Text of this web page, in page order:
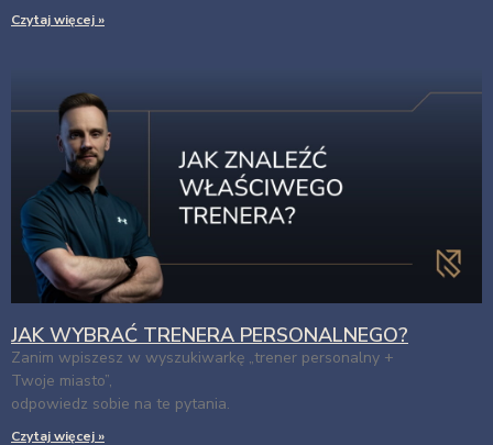
Czytaj więcej »
JAK WYBRAĆ TRENERA PERSONALNEGO?
Zanim wpiszesz w wyszukiwarkę „trener personalny +
Twoje miasto”,
odpowiedz sobie na te pytania.
Czytaj więcej »